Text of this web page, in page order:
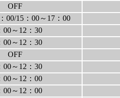
OFF
00/15：00～17：00
00～12：30
00～12：30
OFF
00～12：30
00～12：00
00～12：00